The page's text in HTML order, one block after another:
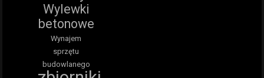
Wylewki
betonowe
Wynajem
sprzętu
budowlanego